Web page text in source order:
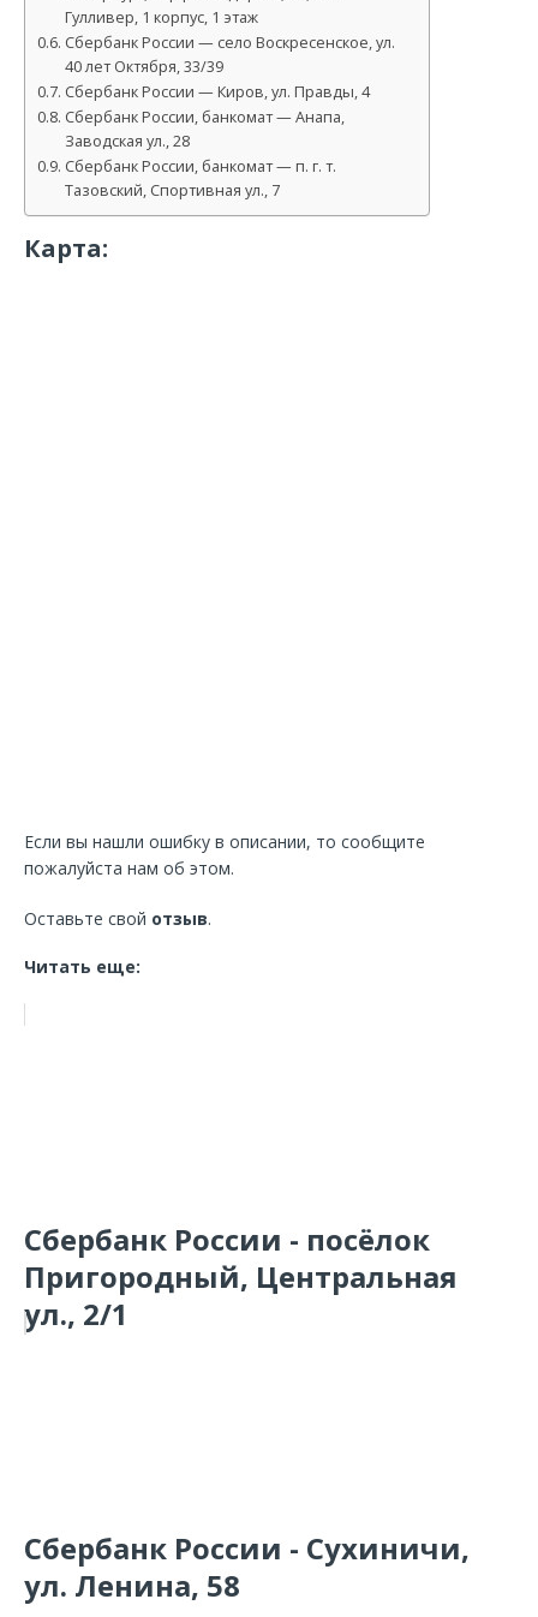
Гулливер, 1 корпус, 1 этаж
Сбербанк России — село Воскресенское, ул.
40 лет Октября, 33/39
Сбербанк России — Киров, ул. Правды, 4
Сбербанк России, банкомат — Анапа,
Заводская ул., 28
Сбербанк России, банкомат — п. г. т.
Тазовский, Спортивная ул., 7
Карта:
Если вы нашли ошибку в описании, то сообщите
пожалуйста нам об этом.
Оставьте свой отзыв.
Читать еще:
Сбербанк России - посёлок
Пригородный, Центральная
ул., 2/1
Сбербанк России - Сухиничи,
ул. Ленина, 58